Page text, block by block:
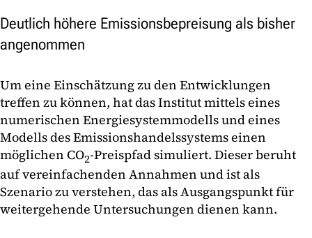
Deutlich höhere Emissionsbepreisung als bisher
angenommen
Um eine Einschätzung zu den Entwicklungen
treffen zu können, hat das Institut mittels eines
numerischen Energiesystemmodells und eines
Modells des Emissionshandelssystems einen
möglichen CO2-Preispfad simuliert. Dieser beruht
auf vereinfachenden Annahmen und ist als
Szenario zu verstehen, das als Ausgangspunkt für
weitergehende Untersuchungen dienen kann.